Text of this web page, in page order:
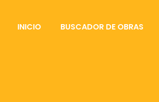
INICIO BUSCADOR DE OBRAS